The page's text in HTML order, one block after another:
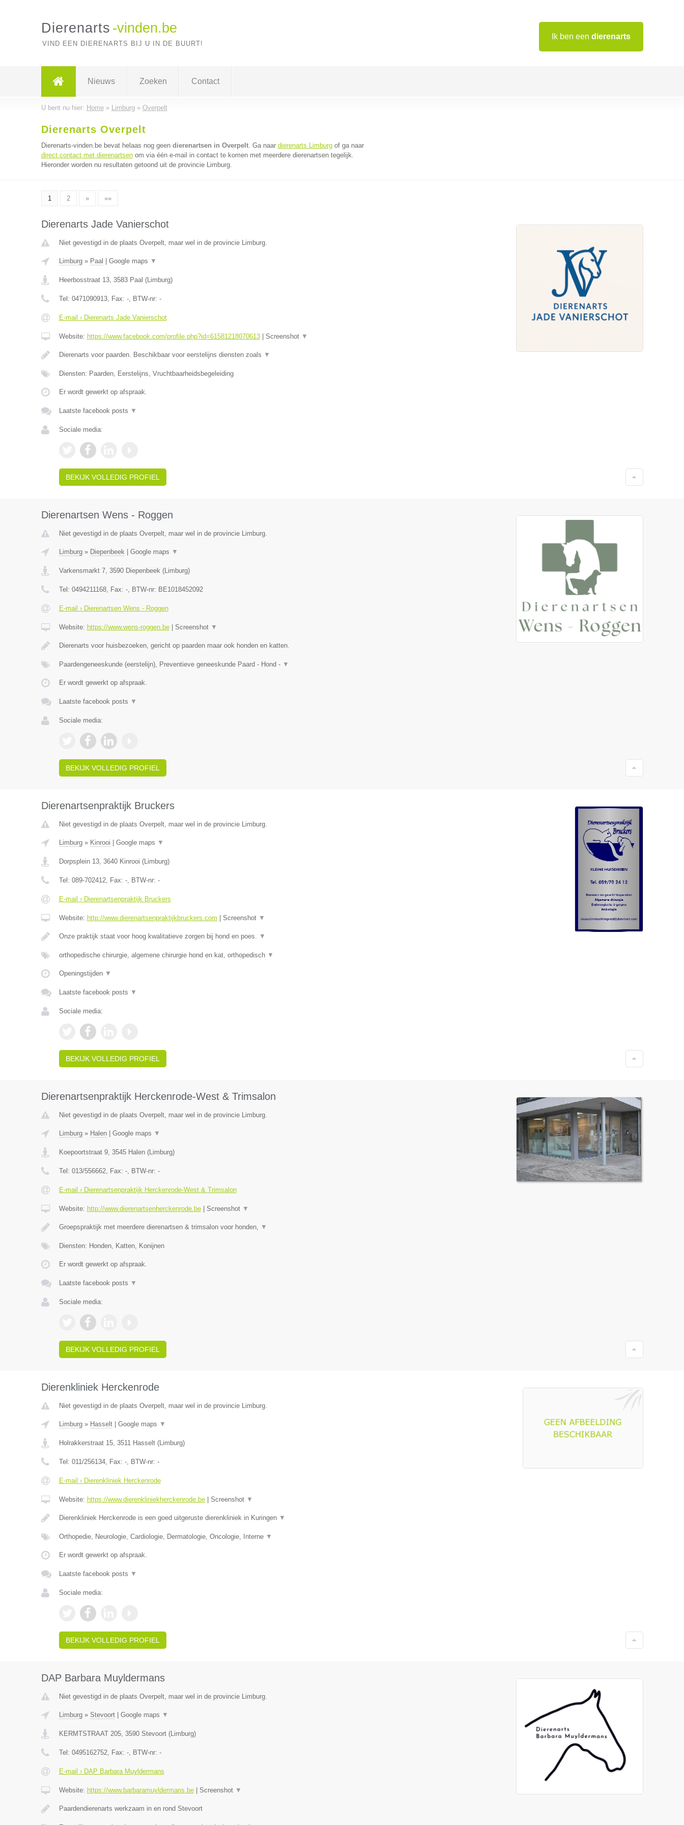
Ik ben een dierenarts
Dierenarts -vinden.be
VIND EEN DIERENARTS BIJ U IN DE BUURT!
Nieuws Zoeken Contact
U bent nu hier: Home» Limburg» Overpelt
Dierenarts Overpelt
Dierenarts-vinden.be bevat helaas nog geen dierenartsen in Overpelt. Ga naar dierenarts Limburgof ga naar
direct contact met dierenartsenom via één e-mail in contact te komen met meerdere dierenartsen tegelijk.
Hieronder worden nu resultaten getoond uit de provincie Limburg.
1 2 » »»
Dierenarts Jade Vanierschot
Niet gevestigd in de plaats Overpelt, maar wel in de provincie Limburg.
Limburg» Paal Google maps ▼
Heerbosstraat 13, 3583 Paal (Limburg)
Tel: 0471090913, Fax: -, BTW-nr: -
E-mail › Dierenarts Jade Vanierschot
Website: https://www.facebook.com/profile.php?id=61581218070613| Screenshot ▼
Dierenarts voor paarden. Beschikbaar voor eerstelijns diensten zoals ▼
Diensten: Paarden, Eerstelijns, Vruchtbaarheidsbegeleiding
Er wordt gewerkt op afspraak.
Laatste facebook posts ▼
Sociale media:
BEKIJK VOLLEDIG PROFIEL
Dierenartsen Wens - Roggen
Niet gevestigd in de plaats Overpelt, maar wel in de provincie Limburg.
Limburg» Diepenbeek| Google maps ▼
Varkensmarkt 7, 3590 Diepenbeek(Limburg)
Tel: 0494211168, Fax: -, BTW-nr: BE1018452092
E-mail › Dierenartsen Wens - Roggen
Website: https://www.wens-roggen.be| Screenshot ▼
Dierenarts voor huisbezoeken, gericht op paarden maar ook honden en katten.
Paardengeneeskunde (eerstelijn), Preventieve geneeskunde Paard - Hond - ▼
Er wordt gewerkt op afspraak.
Laatste facebook posts ▼
Sociale media:
BEKIJK VOLLEDIG PROFIEL
Dierenartsenpraktijk Bruckers
Niet gevestigd in de plaats Overpelt, maar wel in de provincie Limburg.
Limburg» Kinrooi Google maps ▼
Dorpsplein 13, 3640 Kinrooi (Limburg)
Tel: 089-702412, Fax: -, BTW-nr: -
E-mail › Dierenartsenpraktijk Bruckers
Website: http://www.dierenartsenpraktijkbruckers.com Screenshot ▼
Onze praktijk staat voor hoog kwalitatieve zorgen bij hond en poes. ▼
orthopedische chirurgie, algemene chirurgie hond en kat, orthopedisch ▼
Openingstijden ▼
Laatste facebook posts ▼
Sociale media:
BEKIJK VOLLEDIG PROFIEL
Dierenartsenpraktijk Herckenrode-West & Trimsalon
Niet gevestigd in de plaats Overpelt, maar wel in de provincie Limburg.
Limburg» Halen| Google maps ▼
Koepoortstraat 9, 3545 Halen(Limburg)
Tel: 013/556662, Fax: -, BTW-nr: -
E-mail › Dierenartsenpraktijk Herckenrode-West & Trimsalon
Website: http://www.dierenartsenherckenrode.be| Screenshot ▼
Groepspraktijk met meerdere dierenartsen & trimsalon voor honden, ▼
Diensten: Honden, Katten, Konijnen
Er wordt gewerkt op afspraak.
Laatste facebook posts ▼
Sociale media:
BEKIJK VOLLEDIG PROFIEL
Dierenkliniek Herckenrode
Niet gevestigd in de plaats Overpelt, maar wel in de provincie Limburg.
Limburg» Hasselt| Google maps ▼
Holrakkerstraat 15, 3511 Hasselt(Limburg)
Tel: 011/256134, Fax: -, BTW-nr: -
E-mail › Dierenkliniek Herckenrode
Website: https://www.dierenkliniekherckenrode.be| Screenshot ▼
Dierenkliniek Herckenrode is een goed uitgeruste dierenkliniek in Kuringen ▼
Orthopedie, Neurologie, Cardiologie, Dermatologie, Oncologie, Interne ▼
Er wordt gewerkt op afspraak.
Laatste facebook posts ▼
Sociale media:
BEKIJK VOLLEDIG PROFIEL
DAP Barbara Muyldermans
Niet gevestigd in de plaats Overpelt, maar wel in de provincie Limburg.
Limburg» Stevoort| Google maps ▼
KERMTSTRAAT 205, 3590 Stevoort(Limburg)
Tel: 0495162752, Fax: -, BTW-nr: -
E-mail › DAP Barbara Muyldermans
Website: https://www.barbaramuyldermans.be| Screenshot ▼
Paardendierenarts werkzaam in en rond Stevoort